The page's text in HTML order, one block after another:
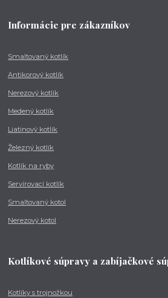
Informácie pre zákazníkov
Smaltovaný kotlík
Antikorový kotlík
Nerezový kotlík
Medený kotlík
Liatinový kotlík
Železný kotlík
Kotlík na ryby
Servírovací kotlík
Smaltovaný kotol
Nerezový kotol
Kotlíkové súpravy a zabíjačkové
Kotlíky s trojnožkou